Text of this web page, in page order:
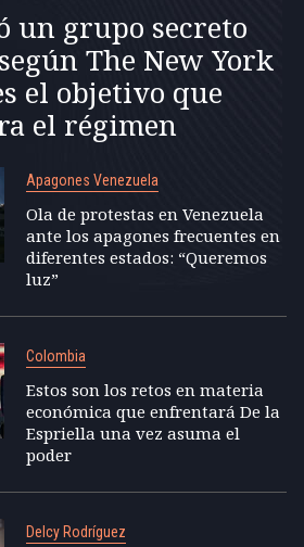
un grupo secreto
The New York
el objetivo que
el régimen
Apagones Venezuela
Ola de protestas en Venezuela
ante los apagones frecuentes en
diferentes estados: “Queremos
luz”
Colombia
Estos son los retos en materia
económica que enfrentará De la
Espriella una vez asuma el
poder
Delcy Rodríguez